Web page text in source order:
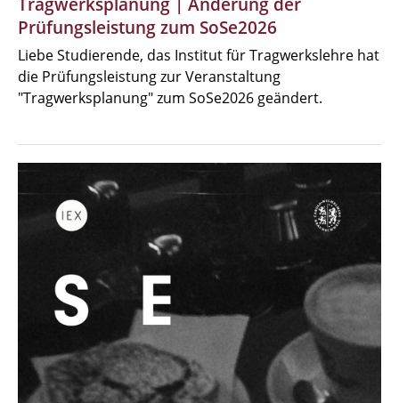
Prüfungsleistung zum SoSe2026
Liebe Studierende, das Institut für Tragwerkslehre hat
die Prüfungsleistung zur Veranstaltung
"Tragwerksplanung" zum SoSe2026 geändert.